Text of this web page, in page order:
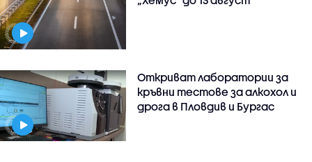
Откриват лаборатории за
кръвни тестове за алкохол и
дрога в Пловдив и Бургас